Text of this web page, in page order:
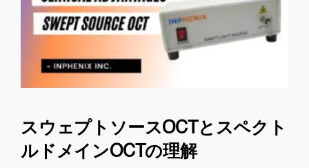
スウェプトソースOCTとスペクト
ルドメインOCTの理解